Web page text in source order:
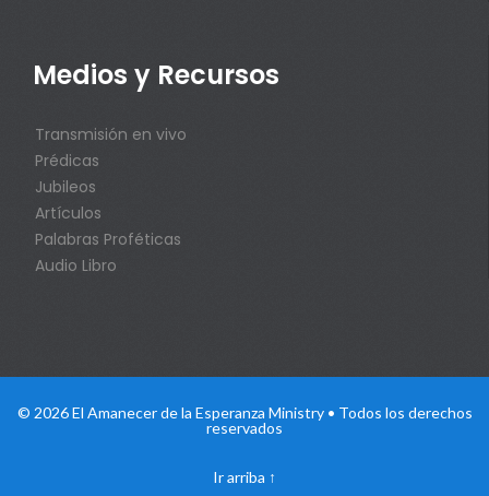
Medios y Recursos
Transmisión en vivo
Prédicas
Jubileos
Artículos
Palabras Proféticas
Audio Libro
© 2026 El Amanecer de la Esperanza Ministry • Todos los derechos
reservados
Ir arriba ↑